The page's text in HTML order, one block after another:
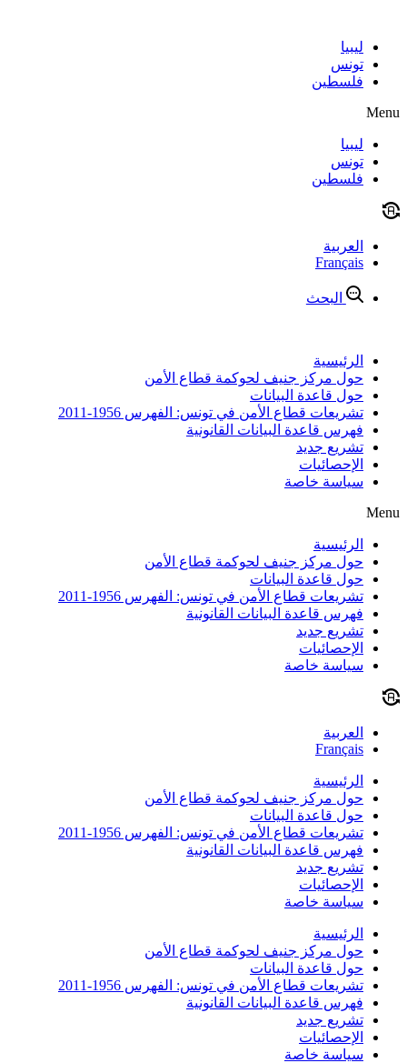
contentليبيا
تونس
فلسطين
Menu
ليبيا
تونس
فلسطين
العربية
Français
البحث
الرئيسية
حول مركز جنيف لحوكمة قطاع الأمن
حول قاعدة البيانات
تشريعات قطاع الأمن في تونس: الفهرس 1956-2011
فهرس قاعدة البيانات القانونية
تشريع جديد
الإحصائيات
سياسة خاصة
Menu
الرئيسية
حول مركز جنيف لحوكمة قطاع الأمن
حول قاعدة البيانات
تشريعات قطاع الأمن في تونس: الفهرس 1956-2011
فهرس قاعدة البيانات القانونية
تشريع جديد
الإحصائيات
سياسة خاصة
العربية
Français
الرئيسية
حول مركز جنيف لحوكمة قطاع الأمن
حول قاعدة البيانات
تشريعات قطاع الأمن في تونس: الفهرس 1956-2011
فهرس قاعدة البيانات القانونية
تشريع جديد
الإحصائيات
سياسة خاصة
الرئيسية
حول مركز جنيف لحوكمة قطاع الأمن
حول قاعدة البيانات
تشريعات قطاع الأمن في تونس: الفهرس 1956-2011
فهرس قاعدة البيانات القانونية
تشريع جديد
الإحصائيات
سياسة خاصة